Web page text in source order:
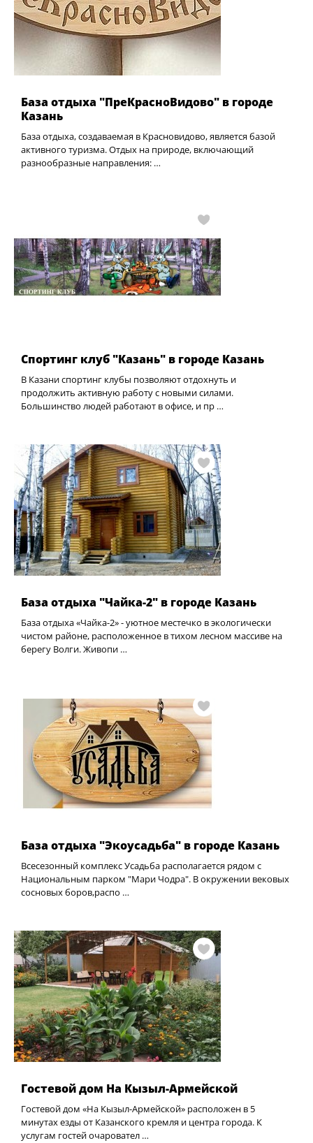
База отдыха "ПреКрасноВидово" в городе
Казань
База отдыха, создаваемая в Красновидово, является базой
активного туризма. Отдых на природе, включающий
разнообразные направления: …
Спортинг клуб "Казань" в городе Казань
В Казани спортинг клубы позволяют отдохнуть и
продолжить активную работу с новыми силами.
Большинство людей работают в офисе, и пр …
База отдыха "Чайка-2" в городе Казань
База отдыха «Чайка-2» - уютное местечко в экологически
чистом районе, расположенное в тихом лесном массиве на
берегу Волги. Живопи …
База отдыха "Экоусадьба" в городе Казань
Всесезонный комплекс Усадьба располагается рядом с
Национальным парком "Мари Чодра". В окружении вековых
сосновых боров,распо …
Гостевой дом На Кызыл-Армейской
Гостевой дом «На Кызыл-Армейской» расположен в 5
минутах езды от Казанского кремля и центра города. К
услугам гостей очаровател …